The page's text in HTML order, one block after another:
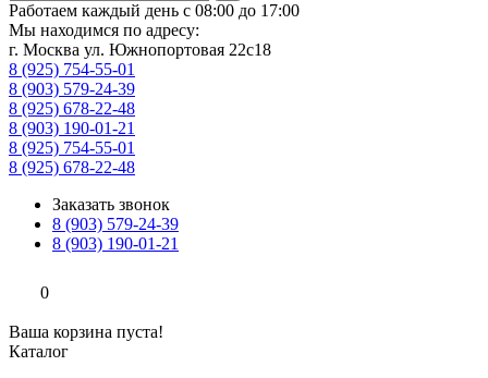
Работаем каждый день с 08:00 до 17:00
Мы находимся по адресу:
г. Москва ул. Южнопортовая 22с18
8 (925) 754-55-01
8 (903) 579-24-39
8 (925) 678-22-48
8 (903) 190-01-21
8 (925) 754-55-01
8 (925) 678-22-48
Заказать звонок
8 (903) 579-24-39
8 (903) 190-01-21
0
Ваша корзина пуста!
Каталог